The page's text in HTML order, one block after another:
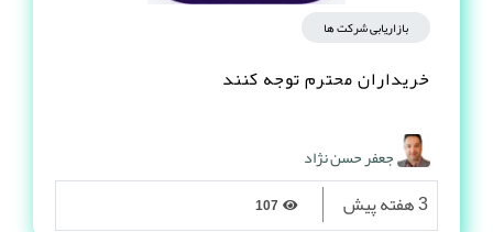
بازاریابی شرکت ها
خریداران محترم توجه کنند
جعفر حسن نژاد
3 هفته پیش